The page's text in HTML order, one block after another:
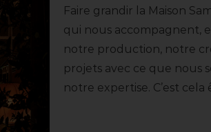
Faire grandir la Maison
qui nous accompagnent,
notre production, notre
projets avec ce que
notre expertise. C’est cela